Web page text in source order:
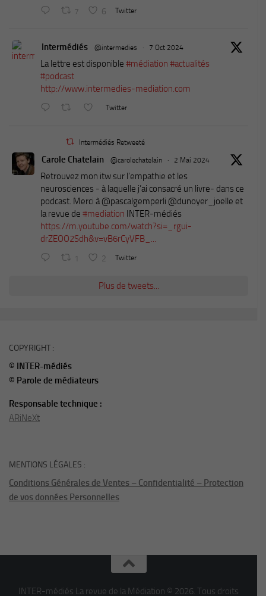
7 6 Twitter
Intermédiés @intermedies · 7 Oct 2024
La lettre est disponible #médiation #actualités
#podcast
http://www.intermedies-mediation.com
Twitter
Intermédiés Retweeté
Carole Chatelain @carolechatelain · 2 Mai 2024
Retrouvez mon itw sur l’empathie et les
neurosciences - à laquelle j’ai consacré un livre- dans ce
podcast. Merci à ⁦@pascalgemperli⁩ ⁦@dunoyer_joelle⁩ et
la revue de #mediation INTER-médiés
https://m.youtube.com/watch?si=_rgui-
drZEOO2Sdh&v=vB6rCyVFB_...
1 2 Twitter
Plus de tweets...
COPYRIGHT :
© INTER-médiés
© Parole de médiateurs
Responsable technique :
ARiNeXt
MENTIONS LÉGALES :
Conditions Générales de Ventes – Confidentialité – Protection
de vos données Personnelles
INTER-médiés La revue de la Médiation © 2026. Tous droits